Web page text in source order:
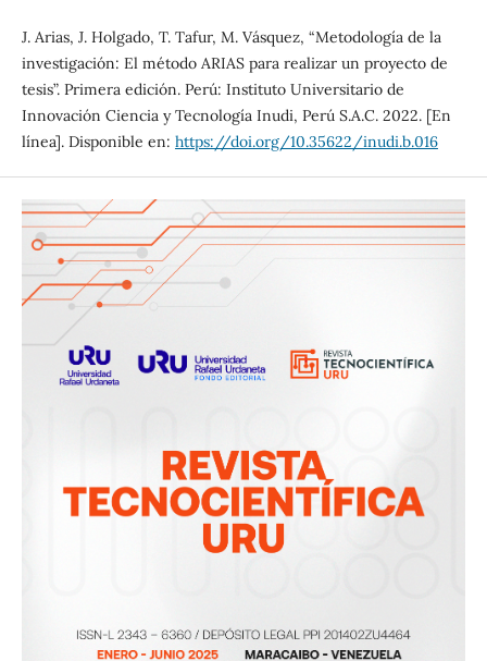
J. Arias, J. Holgado, T. Tafur, M. Vásquez, “Metodología de la
investigación: El método ARIAS para realizar un proyecto de
tesis”. Primera edición. Perú: Instituto Universitario de
Innovación Ciencia y Tecnología Inudi, Perú S.A.C. 2022. [En
línea]. Disponible en: https://doi.org/10.35622/inudi.b.016